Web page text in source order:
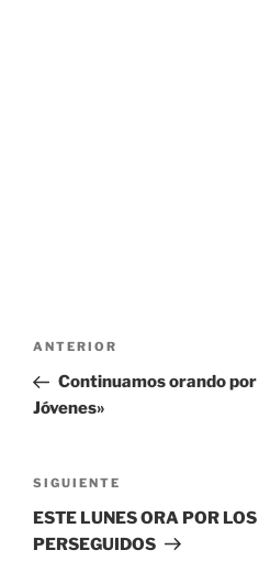
v
e
g
c
i
ó
ANTERIOR
Continuamos orando por
Jóvenes»
SIGUIENTE
ESTE LUNES ORA POR
PERSEGUIDOS